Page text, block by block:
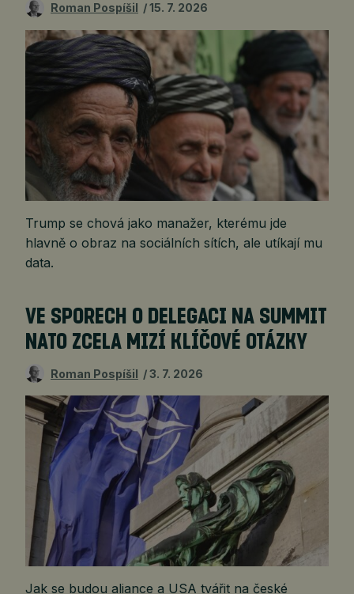
Roman Pospíšil 15. 7. 2026
Trump se chová jako manažer, kterému jde
hlavně o obraz na sociálních sítích, ale utíkají mu
data.
VE SPORECH O DELEGACI NA SUMMIT
NATO ZCELA MIZÍ KLÍČOVÉ OTÁZKY
Roman Pospíšil 3. 7. 2026
Jak se budou aliance a USA tvářit na české